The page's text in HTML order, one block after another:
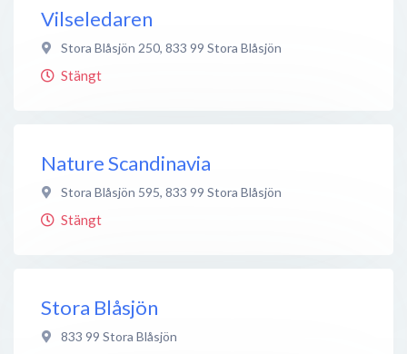
Vilseledaren
Stora Blåsjön 250, 833 99 Stora Blåsjön
Stängt
Nature Scandinavia
Stora Blåsjön 595, 833 99 Stora Blåsjön
Stängt
Stora Blåsjön
833 99 Stora Blåsjön